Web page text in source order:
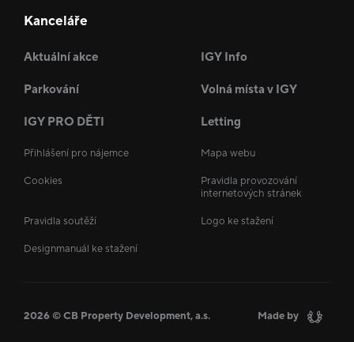
Kanceláře
Aktuální akce IGY Info
Parkování Volná místa v IGY
IGY PRO DĚTI Letting
Přihlášení pro nájemce Mapa webu
Cookies
Pravidla provozování
internetových stránek
Pravidla soutěží Logo ke stažení
Designmanuál ke stažení
2026 © CB Property Development, a.s. Made by